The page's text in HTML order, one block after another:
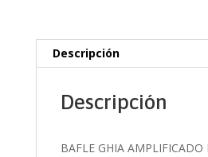
Descripción
Descripción
BAFLE GHIA